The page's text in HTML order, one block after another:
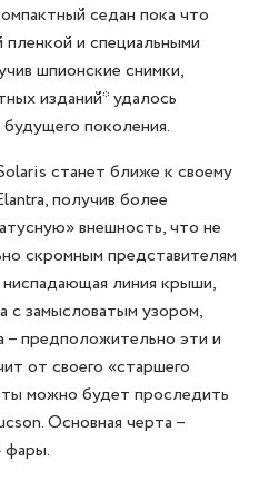
седан пока что
и специальными
шпионские снимки,
изданий* удалось
поколения.
станет ближе к своему
получив более
внешность, что не
скромным представителям
линия крыши,
с замысловатым узором,
– предположительно эти и
от своего «старшего
можно будет проследить
Основная черта –
фары.